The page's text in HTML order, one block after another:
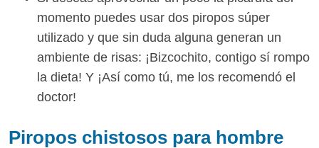
momento puedes usar dos piropos súper
utilizado y que sin duda alguna generan un
ambiente de risas: ¡Bizcochito, contigo sí rompo
la dieta! Y ¡Así como tú, me los recomendó el
doctor!
Piropos chistosos para hombre